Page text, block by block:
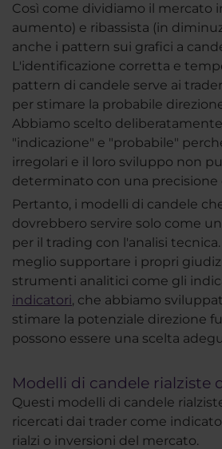
Così come dividiamo il mercato
aumento) e ribassista (in
anche i pattern sui grafici a
L'identificazione corretta e
pattern di candele serve ai
per stimare la probabile
Abbiamo scelto
"indicazione" e "probabile"
irregolari e il loro sviluppo non
determinato con una precisione
Pertanto, i modelli di candele
dovrebbero servire solo come
per il trading con l'analisi
meglio supportare i propri
strumenti analitici come gli
indicatori, che abbiamo
stimare la potenziale direzione
possono essere una scelta
Modelli di candele rialziste
Questi modelli di candele
ricercati dai trader come
rialzi o inversioni del mercato.